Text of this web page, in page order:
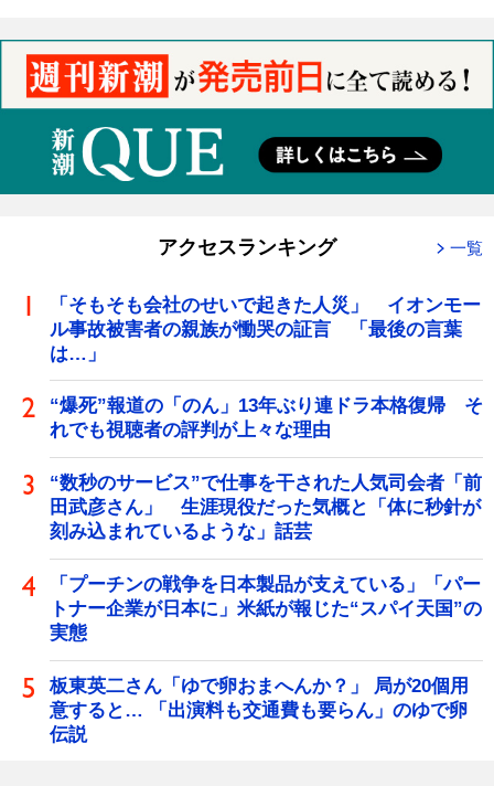
アクセスランキング 一覧
「そもそも会社のせいで起きた人災」 イオンモー
ル事故被害者の親族が慟哭の証言 「最後の言葉
は…」
“爆死”報道の「のん」13年ぶり連ドラ本格復帰 そ
れでも視聴者の評判が上々な理由
“数秒のサービス”で仕事を干された人気司会者「前
田武彦さん」 生涯現役だった気概と「体に秒針が
刻み込まれているような」話芸
「プーチンの戦争を日本製品が支えている」「パー
トナー企業が日本に」米紙が報じた“スパイ天国”の
実態
板東英二さん「ゆで卵おまへんか？」 局が20個用
意すると… 「出演料も交通費も要らん」のゆで卵
伝説